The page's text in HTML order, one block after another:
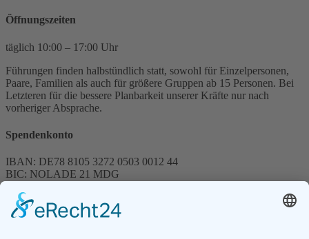
Öffnungszeiten
täglich 10:00 – 17:00 Uhr
Führungen finden halbstündlich statt, sowohl für Einzelpersonen,
Paare, Familien als auch für größere Gruppen ab 15 Personen. Bei
Letzteren für die bessere Planbarkeit unserer Kräfte nur nach
vorheriger Absprache.
Spendenkonto
IBAN: DE78 8105 3272 0503 0012 44
BIC: NOLADE 21 MDG
Spenden können steuerlich abgesetzt werden